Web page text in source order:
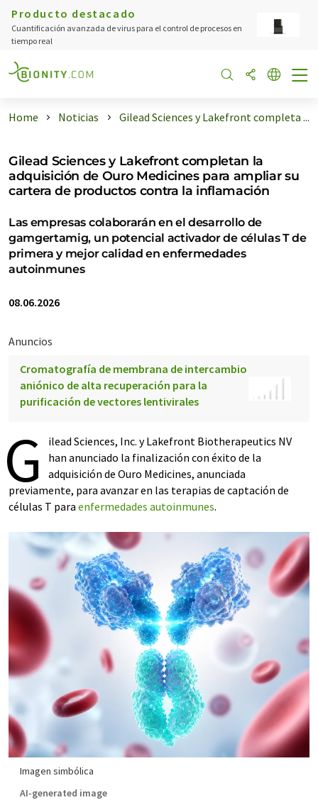
Producto destacado
Cuantificación avanzada de virus para el control de procesos en
tiempo real
Home Noticias Gilead Sciences y Lakefront completa ...
Gilead Sciences y Lakefront completan la
adquisición de Ouro Medicines para ampliar su
cartera de productos contra la inflamación
Las empresas colaborarán en el desarrollo de
gamgertamig, un potencial activador de células T de
primera y mejor calidad en enfermedades
autoinmunes
08.06.2026
Anuncios
Cromatografía de membrana de intercambio
aniónico de alta recuperación para la
purificación de vectores lentivirales
G
ilead Sciences, Inc. y Lakefront Biotherapeutics NV
han anunciado la finalización con éxito de la
adquisición de Ouro Medicines, anunciada
previamente, para avanzar en las terapias de captación de
células T para enfermedades autoinmunes.
Imagen simbólica
AI-generated image